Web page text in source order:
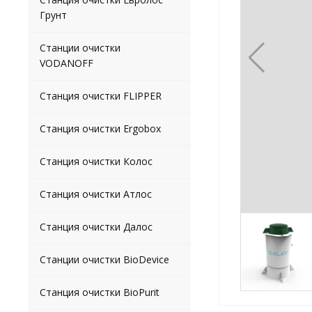
Грунт
Станции очистки
VODANOFF
Станция очистки FLIPPER
Станция очистки Ergobox
Станция очистки Колос
Станция очистки Атлос
Станция очистки Далос
Станции очистки BioDevice
Станция очистки BioPurit